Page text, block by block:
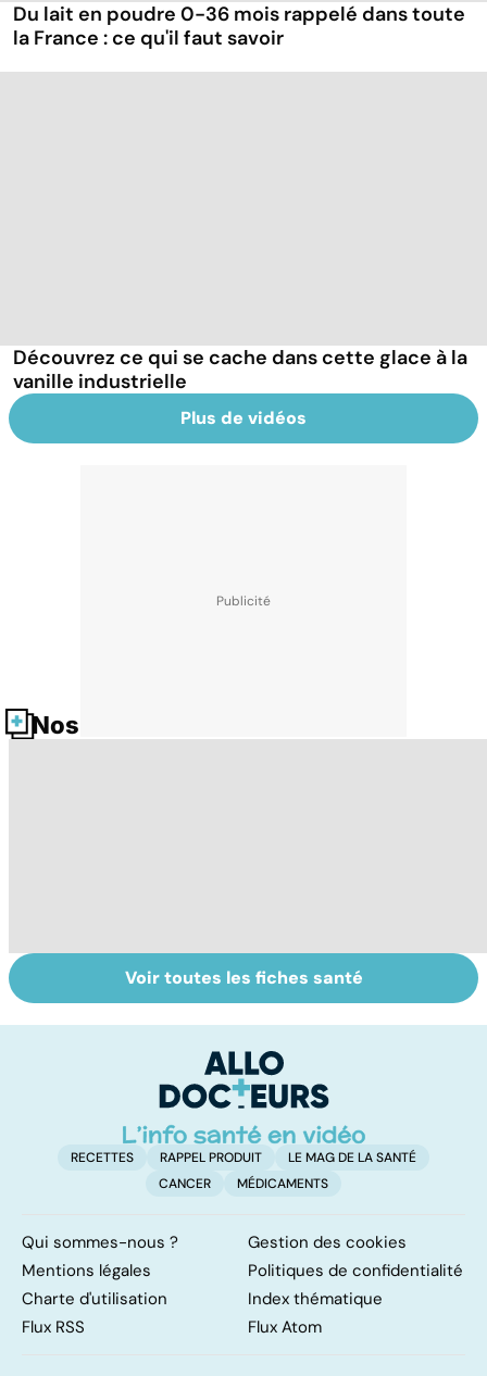
Du lait en poudre 0-36 mois rappelé dans toute
la France : ce qu'il faut savoir
Découvrez ce qui se cache dans cette glace à la
vanille industrielle
Plus de vidéos
Nos fiches santé
Le TDAH, un
trouble de
hyperactivité
Accident
vasculaire
également
touché
Voir toutes les fiches santé
RECETTES RAPPEL PRODUIT
LE MAG DE LA SANTÉ
CANCER
MÉDICAMENTS
Qui sommes-nous ?
Gestion des cookies
Mentions légales
Politiques de confidentialité
Charte d'utilisation
Index thématique
Flux RSS
Flux Atom